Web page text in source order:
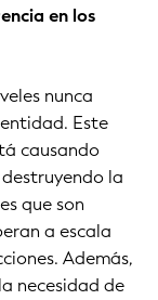
en los
nunca
Este
causando
la
que son
a escala
Además,
necesidad de